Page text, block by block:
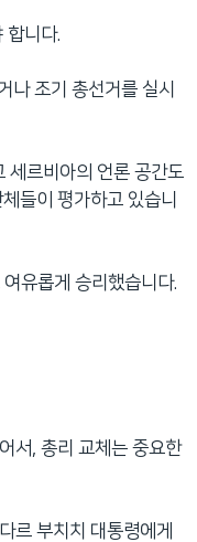
합니다.
나 조기 총선거를 실시
세르비아의 언론 공간도
들이 평가하고 있습니
유롭게 승리했습니다.
서, 총리 교체는 중요한
르 부치치 대통령에게